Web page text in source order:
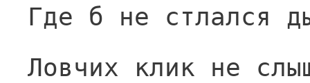
Где б не стлался
Ловчих клик не